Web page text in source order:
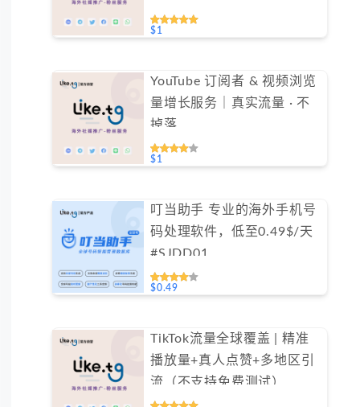
测试）
$1
YouTube 订阅者 & 视频浏览
量增长服务｜真实流量 · 不
掉落
$1
叮当助手 专业的海外手机号
码处理软件，低至0.49$/天
#SJDD01
$0.49
TikTok流量全球覆盖 | 精准
播放量+真人点赞+多地区引
流（不支持免费测试）